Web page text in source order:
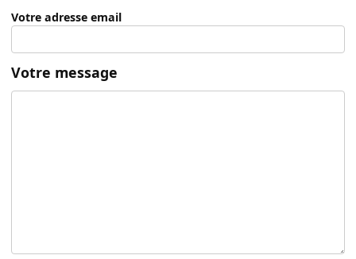
Votre adresse email
Votre message